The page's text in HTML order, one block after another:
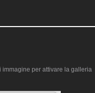
per attivare la galleria